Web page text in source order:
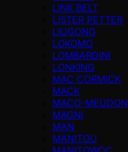
LINK BELT
LISTER PETTER
LIUGONG
LOKOMO
LOMBARDINI
LONKING
MAC CORMICK
MACK
MACO-MEUDON
MAGNI
MAN
MANITOU